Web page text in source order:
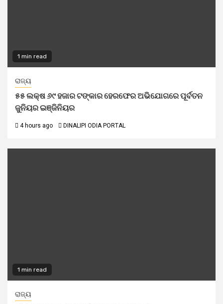
1 min read
ରାଜ୍ୟ
୫୫ ଲକ୍ଷ ୬୯ ହଜାର ଟଙ୍କାର ହେରଫେର ଅଭିଯୋଗରେ ପୂର୍ବତନ
ଜୁନିୟର ଇଞ୍ଜିନିୟର
4 hours ago DINALIPI ODIA PORTAL
1 min read
ରାଜ୍ୟ